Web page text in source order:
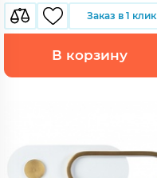
Заказ в 1 клик
В корзину